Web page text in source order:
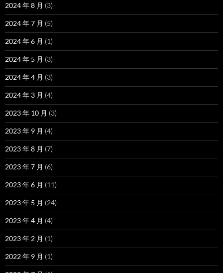
2024 年 8 月 (3)
2024 年 7 月 (5)
2024 年 6 月 (1)
2024 年 5 月 (3)
2024 年 4 月 (3)
2024 年 3 月 (4)
2023 年 10 月 (3)
2023 年 9 月 (4)
2023 年 8 月 (7)
2023 年 7 月 (6)
2023 年 6 月 (11)
2023 年 5 月 (24)
2023 年 4 月 (4)
2023 年 2 月 (1)
2022 年 9 月 (1)